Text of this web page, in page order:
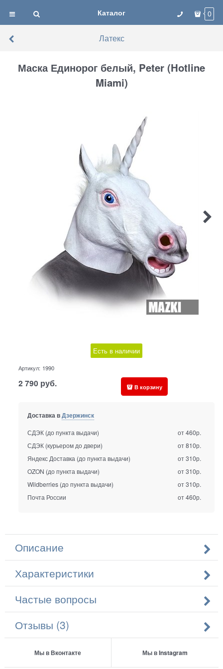
Каталог 0
Латекс
Маска Единорог белый, Peter (Hotline
Miami)
Есть в наличии
Артикул: 1990
2 790 руб. В корзину
Доставка вДзержинск
СДЭК (до пункта выдачи)
от 460р.
СДЭК (курьером до двери)
от 810р.
Яндекс Доставка (до пункта выдачи)
от 310р.
OZON (до пункта выдачи)
от 310р.
Wildberries (до пункта выдачи)
от 310р.
Почта России
от 460р.
Описание
Характеристики
Частые вопросы
Отзывы (3)
Мы в Вконтакте Мы в Instagram